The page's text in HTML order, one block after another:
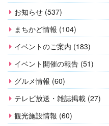
お知らせ (537)
まちかど情報 (104)
イベントのご案内 (183)
イベント開催の報告 (51)
グルメ情報 (60)
テレビ放送・雑誌掲載 (27)
観光施設情報 (60)